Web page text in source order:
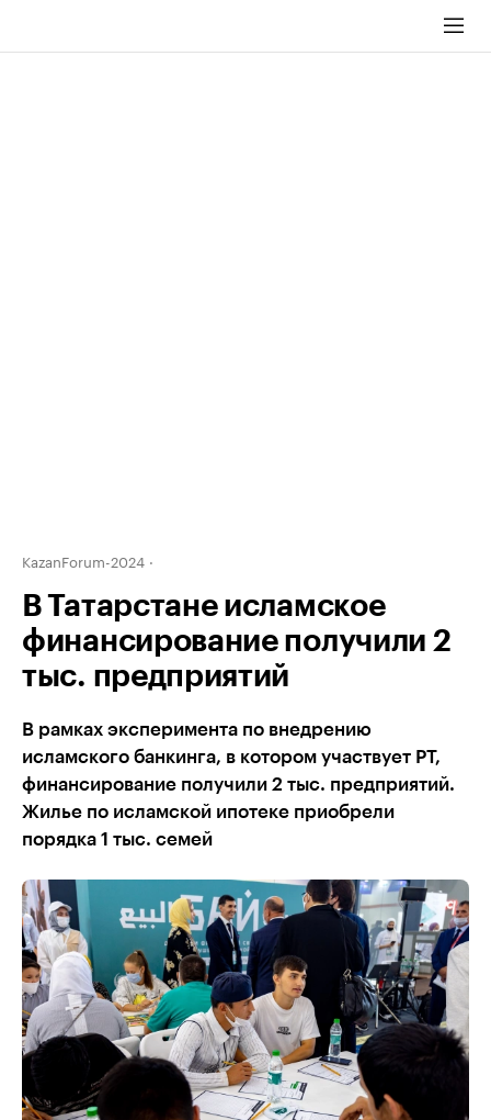
KazanForum-2024
В Татарстане исламское
финансирование получили 2
тыс. предприятий
В рамках эксперимента по внедрению
исламского банкинга, в котором участвует РТ,
финансирование получили 2 тыс. предприятий.
Жилье по исламской ипотеке приобрели
порядка 1 тыс. семей